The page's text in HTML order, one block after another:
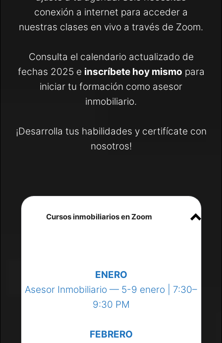
conexión a internet para acceder a
nuestras clases en vivo a través de Zoom.
Consulta el calendario actualizado de
fechas 2025 e inscríbete hoy mismo para
iniciar tu formación como asesor
inmobiliario.
¡Desarrolla tus habilidades y certifícate con
nosotros!
Cursos inmobiliarios en Zoom
ENERO
Asesor Inmobiliario — 5-9 enero | 7:30–
9:30 PM
FEBRERO